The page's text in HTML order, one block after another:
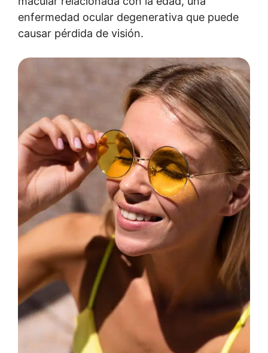
enfermedad ocular degenerativa que puede
causar pérdida de visión.